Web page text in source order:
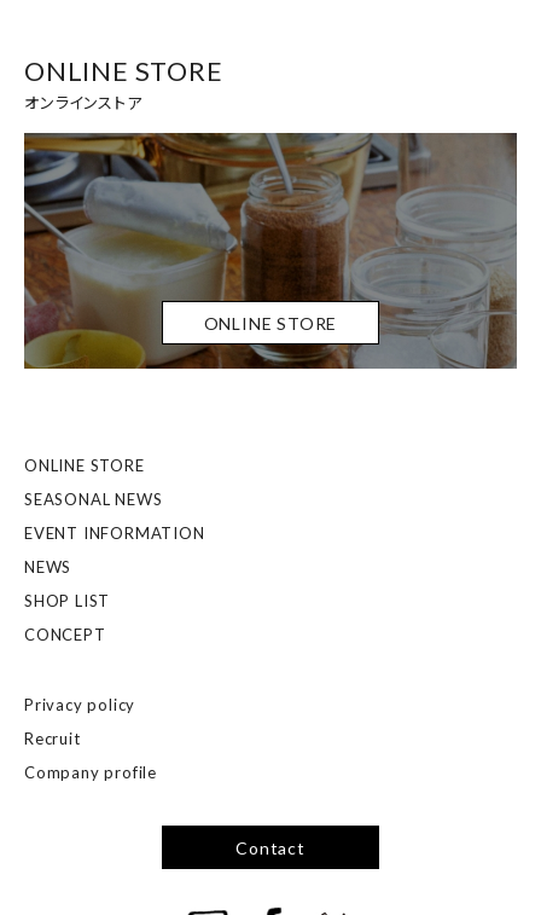
ONLINE STORE
オンラインストア
ONLINE STORE
ONLINE STORE
SEASONAL NEWS
EVENT INFORMATION
NEWS
SHOP LIST
CONCEPT
Privacy policy
Recruit
Company profile
Contact